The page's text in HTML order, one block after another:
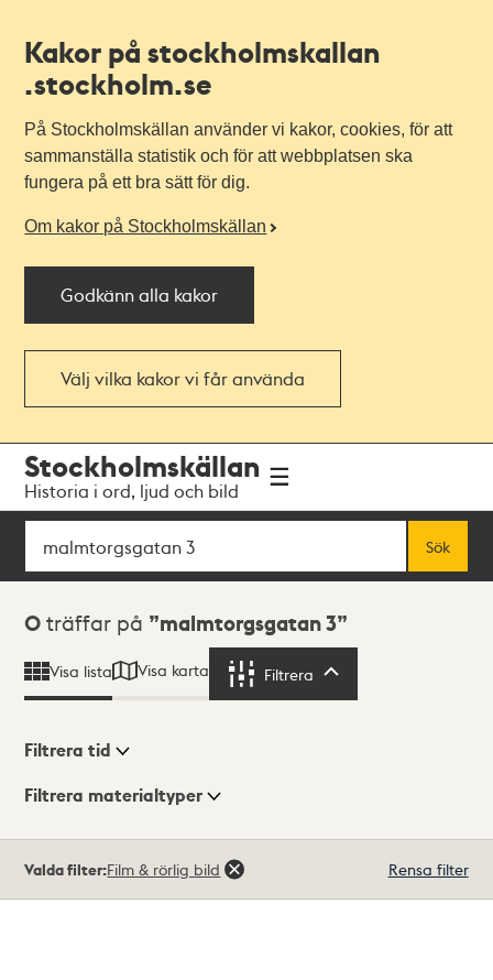
Kakor på stockholmskallan
.stockholm.se
På Stockholmskällan använder vi kakor, cookies, för att
sammanställa statistik och för att webbplatsen ska
fungera på ett bra sätt för dig.
Om kakor på Stockholmskällan
Godkänn alla kakor
Välj vilka kakor vi får använda
navigationen
huvudinnehållet
Stockholmskällan
Historia i ord, ljud och bild
Sök
Sök
Sökresultat
0 träffar på malmtorgsgatan 3
Visa lista Visa karta Filtrera
Visningsläge
Filtrera tid
Filtrera materialtyper
träffar
Valda filter:Film & rörlig bild Rensa filter